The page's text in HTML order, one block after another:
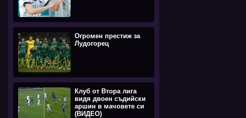
Огромен престиж за
Лудогорец
Клуб от Втора лига
видя двоен съдийски
аршин в мачовете си
(ВИДЕО)